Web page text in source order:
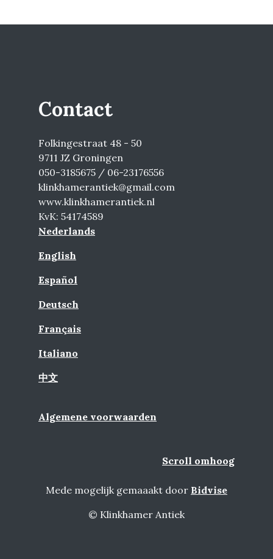
Contact
Folkingestraat 48 - 50
9711 JZ Groningen
050-3185675 / 06-23176556
klinkhamerantiek@gmail.com
www.klinkhamerantiek.nl
KvK: 54174589
Nederlands
English
Español
Deutsch
Français
Italiano
中文
Algemene voorwaarden
Scroll omhoog
Mede mogelijk gemaaakt door Bidvise
© Klinkhamer Antiek